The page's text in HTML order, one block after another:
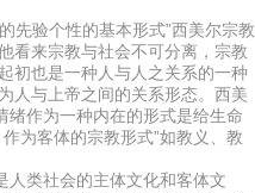
验个性的基本形式”西美尔宗教
看来宗教与社会不可分离，宗教
初也是一种人与人之关系的一种
人与上帝之间的关系形态。西美
绪作为一种内在的形式是给生命
为客体的宗教形式”如教义、教
类社会的主体文化和客体文